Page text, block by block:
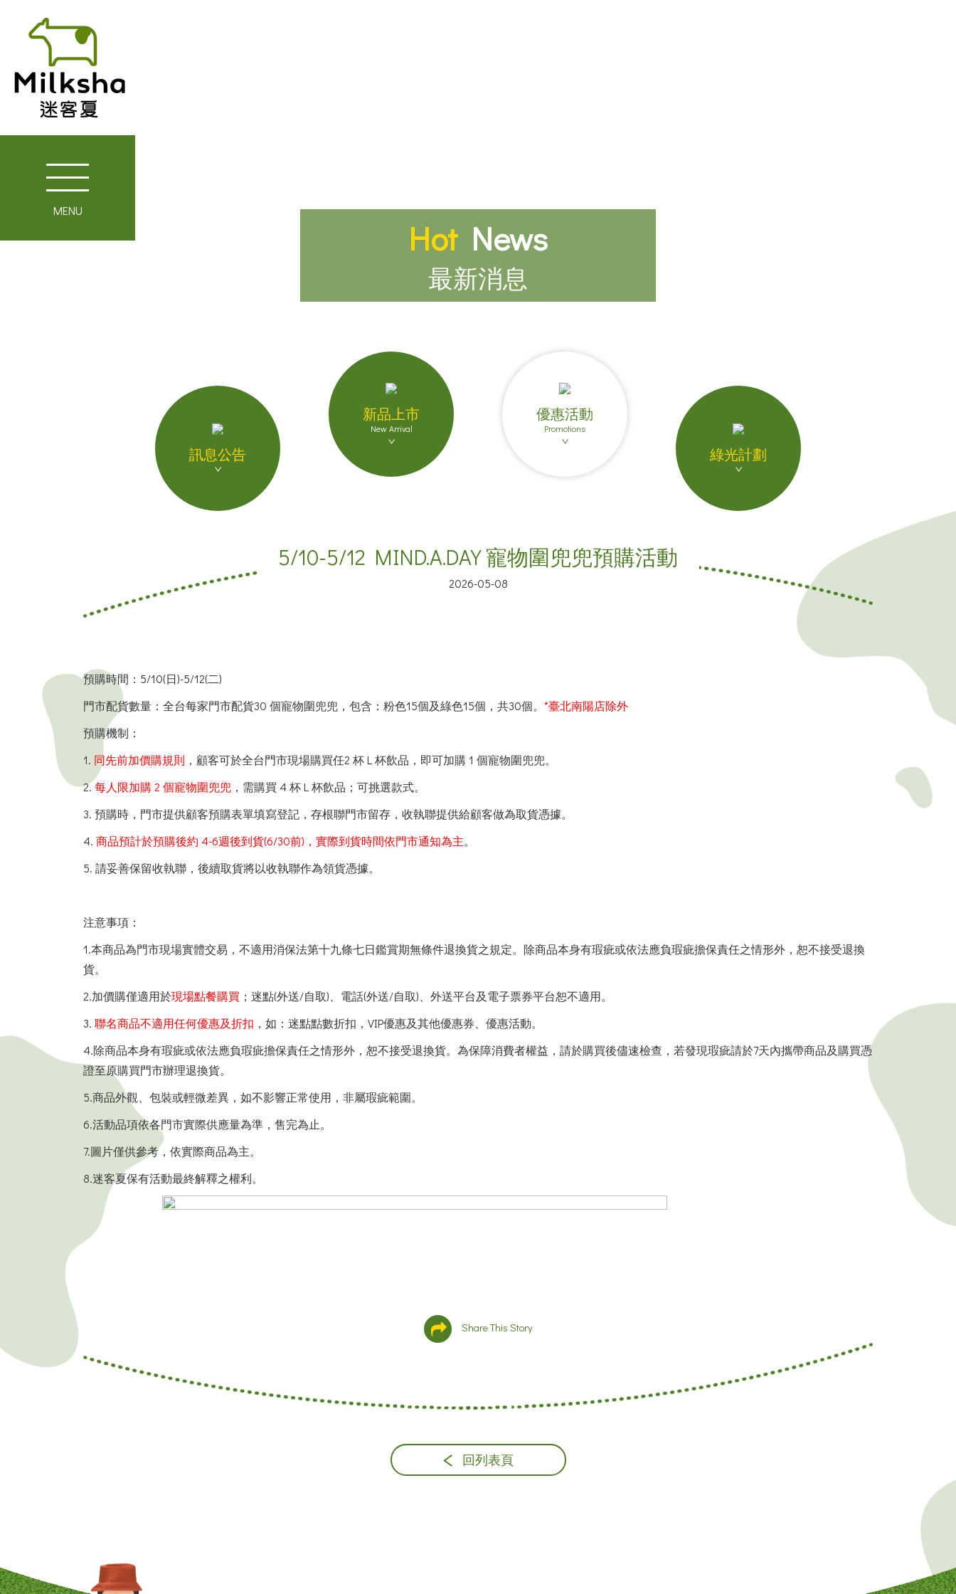
MENU
HotNews
最新消息
訊息公告
新品上市
New Arrival
優惠活動
Promotions
綠光計劃
5/10-5/12 MIND.A.DAY 寵物圍兜兜預購活動
2026-05-08
預購時間：5/10(日)-5/12(二)
門市配貨數量：全台每家門市配貨30 個寵物圍兜兜，包含：粉色15個及綠色15個，共30個。 *臺北南陽店除外
預購機制：
1. 同先前加價購規則 ，顧客可於全台門市現場購買任2 杯 L 杯飲品，即可加購 1 個寵物圍兜兜。
2.每人限加購 2 個寵物圍兜兜 ，需購買 4 杯 L 杯飲品；可挑選款式。
3. 預購時，門市提供顧客預購表單填寫登記，存根聯門市留存，收執聯提供給顧客做為取貨憑據。
4. 商品預計於預購後約 4-6週後到貨(6/30前)，實際到貨時間依門市通知為主。
5. 請妥善保留收執聯，後續取貨將以收執聯作為領貨憑據。
注意事項：
1.本商品為門市現場實體交易，不適用消保法第十九條七日鑑賞期無條件退換貨之規定。除商品本身有瑕疵或依法應負瑕疵擔保責任之情形外，恕不接受退換
貨。
2.加價購僅適用於現場點餐購買 ；迷點(外送/自取)、電話(外送/自取)、外送平台及電子票券平台恕不適用。
3. 聯名商品不適用任何優惠及折扣 ，如：迷點點數折扣，VIP優惠及其他優惠券、優惠活動。
4.除商品本身有瑕疵或依法應負瑕疵擔保責任之情形外，恕不接受退換貨。為保障消費者權益，請於購買後儘速檢查，若發現瑕疵請於7天內攜帶商品及購買憑
證至原購買門市辦理退換貨。
5.商品外觀、包裝或輕微差異，如不影響正常使用，非屬瑕疵範圍。
6.活動品項依各門市實際供應量為準，售完為止。
7.圖片僅供參考，依實際商品為主。
8.迷客夏保有活動最終解釋之權利。
Share This Story
回列表頁